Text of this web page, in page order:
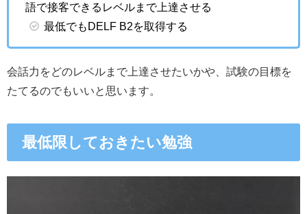
語で接客できるレベルまで上達させる
最低でもDELF B2を取得する
会話力をどのレベルまで上達させたいかや、試験の目標を
たてるのでもいいと思います。
最低限しておきたい勉強